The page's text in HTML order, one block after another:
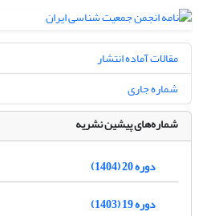
مقالات آماده انتشار
شماره جاری
شماره‌های پیشین نشریه
دوره 20 (1404)
دوره 19 (1403)